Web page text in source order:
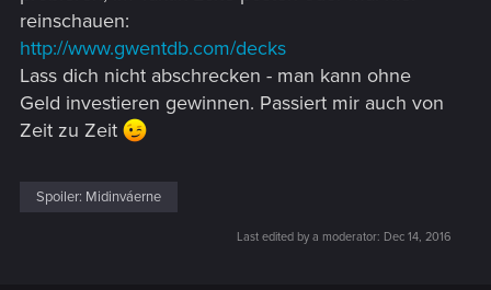
reinschauen:
http://www.gwentdb.com/decks
Lass dich nicht abschrecken - man kann ohne
Geld investieren gewinnen. Passiert mir auch von
Zeit zu Zeit
Spoiler: Midinváerne
Last edited by a moderator: Dec 14, 2016